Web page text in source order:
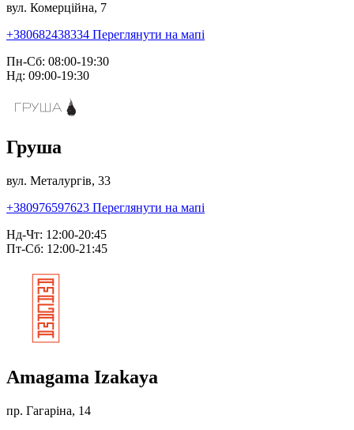
вул. Комерційна, 7
+380682438334 Переглянути на мапі
Пн-Сб: 08:00-19:30
Нд: 09:00-19:30
Груша
вул. Металургів, 33
+380976597623 Переглянути на мапі
Нд-Чт: 12:00-20:45
Пт-Сб: 12:00-21:45
Amagama Izakaya
пр. Гагаріна, 14